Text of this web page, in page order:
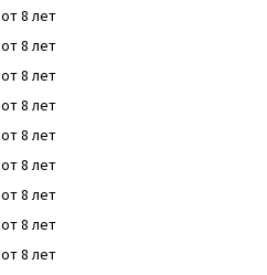
от 8 лет
от 8 лет
от 8 лет
от 8 лет
от 8 лет
от 8 лет
от 8 лет
от 8 лет
от 8 лет